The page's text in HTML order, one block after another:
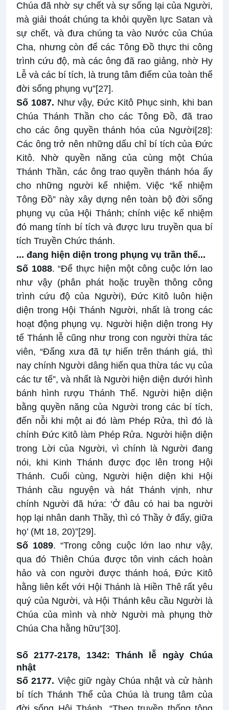
Chúa đã nhờ sự chết và sự sống lại của Người,
mà giải thoát chúng ta khỏi quyền lực Satan và
sự chết, và đưa chúng ta vào Nước của Chúa
Cha, nhưng còn để các Tông Đồ thực thi công
trình cứu độ, mà các ông đã rao giảng, nhờ Hy
Lễ và các bí tích, là trung tâm điểm của toàn thể
đời sống phụng vụ”[27].
Số 1087. Như vậy, Đức Kitô Phục sinh, khi ban
Chúa Thánh Thần cho các Tông Đồ, đã trao
cho các ông quyền thánh hóa của Người[28]:
Các ông trở nên những dấu chỉ bí tích của Đức
Kitô. Nhờ quyền năng của cùng một Chúa
Thánh Thần, các ông trao quyền thánh hóa ấy
cho những người kế nhiệm. Việc “kế nhiệm
Tông Đồ” này xây dựng nên toàn bộ đời sống
phụng vụ của Hội Thánh; chính việc kế nhiệm
đó mang tính bí tích và được lưu truyền qua bí
tích Truyền Chức thánh.
... đang hiện diện trong phụng vụ trần thế...
Số 1088. “Để thực hiện một công cuộc lớn lao
như vậy (phân phát hoặc truyền thông công
trình cứu độ của Người), Đức Kitô luôn hiện
diện trong Hội Thánh Người, nhất là trong các
hoạt động phụng vụ. Người hiện diện trong Hy
tế Thánh lễ cũng như trong con người thừa tác
viên, “Đấng xưa đã tự hiến trên thánh giá, thì
nay chính Người dâng hiến qua thừa tác vụ của
các tư tế”, và nhất là Người hiện diện dưới hình
bánh hình rượu Thánh Thể. Người hiện diện
bằng quyền năng của Người trong các bí tích,
đến nỗi khi một ai đó làm Phép Rửa, thì đó là
chính Đức Kitô làm Phép Rửa. Người hiện diện
trong Lời của Người, vì chính là Người đang
nói, khi Kinh Thánh được đọc lên trong Hội
Thánh. Cuối cùng, Người hiện diện khi Hội
Thánh cầu nguyện và hát Thánh vịnh, như
chính Người đã hứa: ‘Ở đâu có hai ba người
họp lại nhân danh Thầy, thì có Thầy ở đấy, giữa
họ’ (Mt 18, 20)”[29].
Số 1089. “Trong công cuộc lớn lao như vậy,
qua đó Thiên Chúa được tôn vinh cách hoàn
hảo và con người được thánh hoá, Đức Kitô
hằng liên kết với Hội Thánh là Hiền Thê rất yêu
quý của Người, và Hội Thánh kêu cầu Người là
Chúa của mình và nhờ Người mà phụng thờ
Chúa Cha hằng hữu”[30].
Số 2177-2178, 1342: Thánh lễ ngày Chúa
nhật
Số 2177. Việc giữ ngày Chúa nhật và cử hành
bí tích Thánh Thể của Chúa là trung tâm của